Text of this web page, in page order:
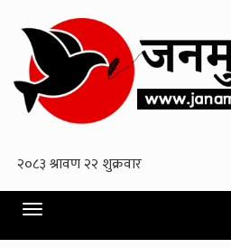
Toggle
navigation